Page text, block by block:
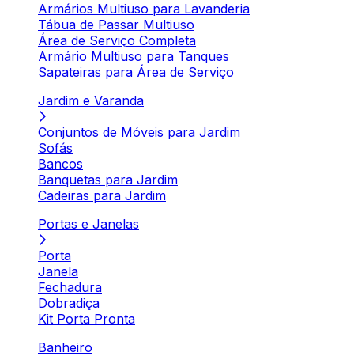
Armários Multiuso para Lavanderia
Tábua de Passar Multiuso
Área de Serviço Completa
Armário Multiuso para Tanques
Sapateiras para Área de Serviço
Jardim e Varanda
Conjuntos de Móveis para Jardim
Sofás
Bancos
Banquetas para Jardim
Cadeiras para Jardim
Portas e Janelas
Porta
Janela
Fechadura
Dobradiça
Kit Porta Pronta
Banheiro